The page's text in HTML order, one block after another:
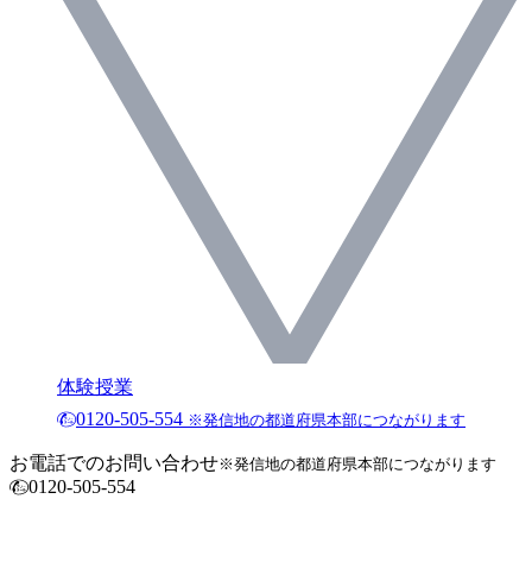
体験授業
0120-505-554 ※発信地の都道府県本部につながります
お電話でのお問い合わせ※発信地の都道府県本部につながります
0120-505-554